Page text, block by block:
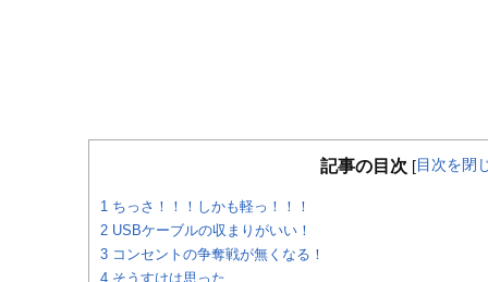
記事の目次 [目次を閉
1 ちっさ！！！しかも軽っ！！！
2USBケーブルの収まりがいい！
3コンセントの争奪戦が無くなる！
4そうすけは思った